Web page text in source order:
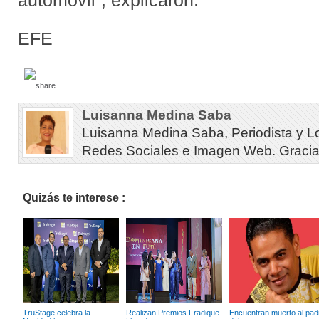
EFE
Luisanna Medina Saba
Luisanna Medina Saba, Periodista y
Redes Sociales e Imagen Web.
Quizás te interese :
TruStage celebra la
Realizan Premios Fradique
Encuentran muerto al